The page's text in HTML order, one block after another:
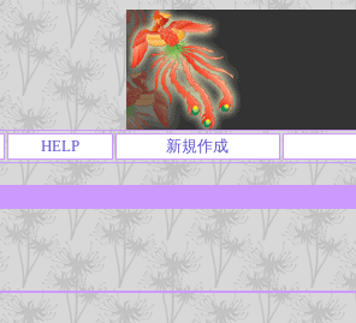
HELP 新規作成